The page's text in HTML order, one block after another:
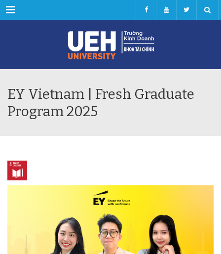
Menu
EY Vietnam | Fresh Graduate
Program 2025